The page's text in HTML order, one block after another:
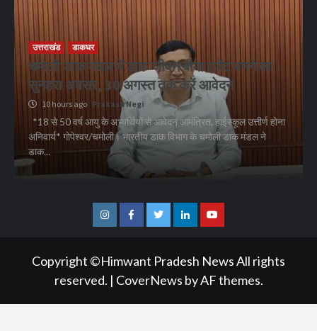
उत्तराखंड डाकघर
चमोली डाक मंडल में डाक जीवन बीमा एजेंट बनने का
सुनहरा अवसर, 30 अगस्त तक करें आवेदन
10 hours ago Prakash Negi
*18 से 50 वर्ष आयु के अभ्यर्थियों से आवेदन आमंत्रित, हाईस्कूल उत्तीर्ण होना
अनिवार्य* गोपेश्वर/चमोली। भारतीय डाक विभाग के चमोली डाक मंडल ने
डाक...
InstagramFacebookTwitterLinkedinYoutube
Copyright ©Himwant Pradesh News All rights
reserved. | CoverNews by AF themes.